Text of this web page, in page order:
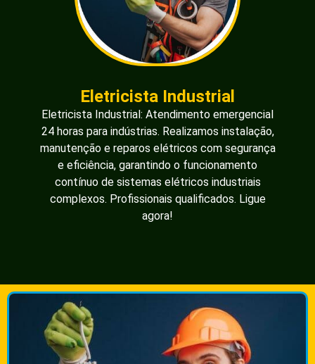
Eletricista Industrial
Eletricista Industrial: Atendimento emergencial
24 horas para indústrias. Realizamos instalação,
manutenção e reparos elétricos com segurança
e eficiência, garantindo o funcionamento
contínuo de sistemas elétricos industriais
complexos. Profissionais qualificados. Ligue
agora!